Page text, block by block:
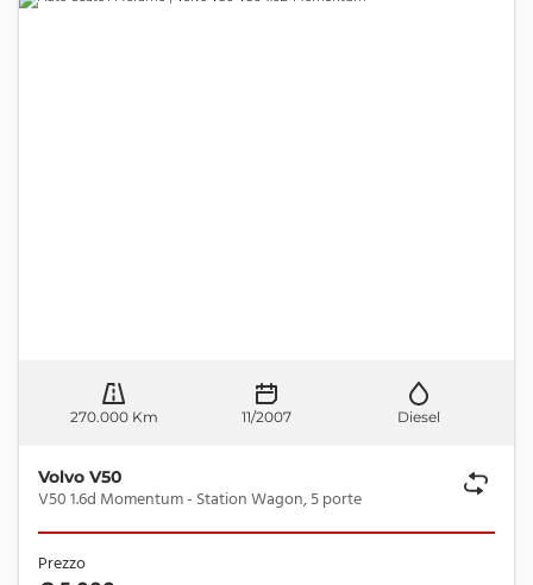
270.000 Km 11/2007 Diesel
Volvo V50
V50 1.6d Momentum - Station Wagon, 5 porte
Prezzo